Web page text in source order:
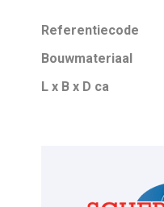
Referentiecode
Bouwmateriaal
L x B x D ca